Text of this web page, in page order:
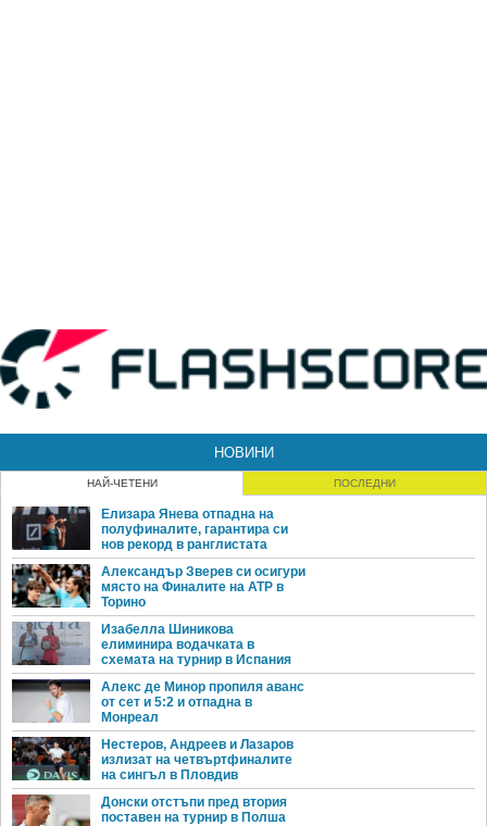
НОВИНИ
НАЙ-ЧЕТЕНИ ПОСЛЕДНИ
Елизара Янева отпадна на
полуфиналите, гарантира си
нов рекорд в ранглистата
Александър Зверев си осигури
място на Финалите на ATP в
Торино
Изабелла Шиникова
елиминира водачката в
схемата на турнир в Испания
Алекс де Минор пропиля аванс
от сет и 5:2 и отпадна в
Монреал
Нестеров, Андреев и Лазаров
излизат на четвъртфиналите
на сингъл в Пловдив
Донски отстъпи пред втория
поставен на турнир в Полша